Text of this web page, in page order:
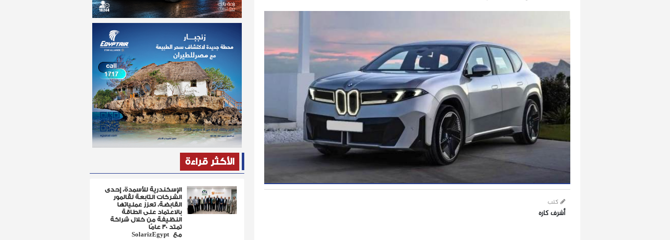
كتب
أشرف كاره
الأكثر قراءة
الإسكندرية للأسمدة، إحدى
الشركات التابعة لڤالمور
القابضة، تعزز عملياتها
بالاعتماد على الطاقة
النظيفة من خلال شراكة
تمتد 30 عامًا
مع SolarizEgypt